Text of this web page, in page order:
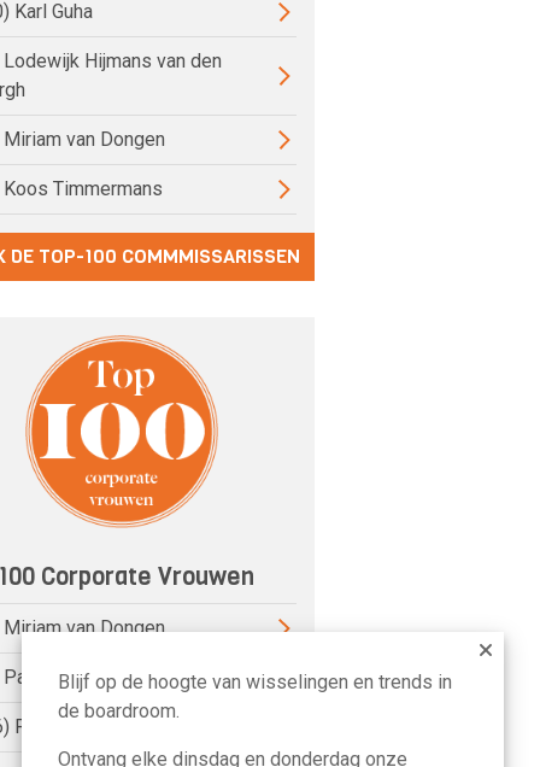
Karl Guha
Hijmans van den
van Dongen
Timmermans
DE TOP-100 COMMMISSARISSEN
Corporate Vrouwen
van Dongen
van der Meer Mohr
Petri Hofsté
Blijf op de hoogte van wisselingen en trends in
de boardroom.
Ontvang elke dinsdag en donderdag onze